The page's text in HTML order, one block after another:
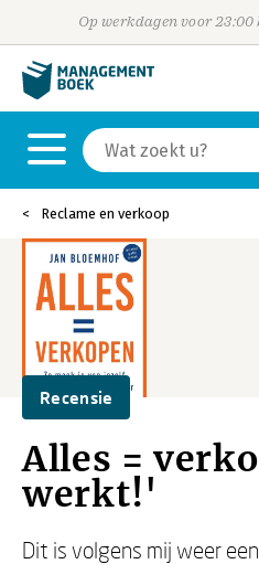
Op werkdagen voor
Reclame en verkoop
Recensie
Alles =
werkt!'
Dit is volgens mij weer